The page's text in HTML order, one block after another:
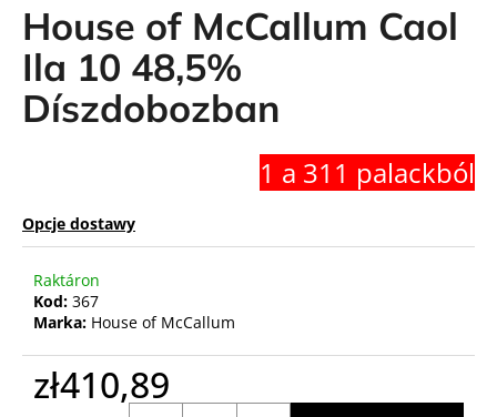
House of McCallum Caol
Ila 10 48,5%
Díszdobozban
1 a 311 palackból
Opcje dostawy
Raktáron
Kod: 367
Marka: House of McCallum
zł410,89